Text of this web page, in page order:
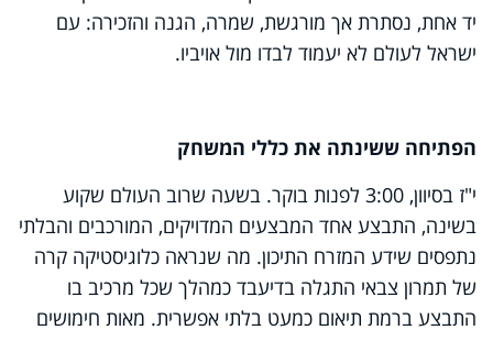
יד אחת, נסתרת אך מורגשת, שמרה, הגנה והזכירה: עם
ישראל לעולם לא יעמוד לבדו מול אויביו.
הפתיחה ששינתה את כללי המשחק
י"ז בסיוון, 3:00 לפנות בוקר. בשעה שרוב העולם שקוע
בשינה, התבצע אחד המבצעים המדויקים, המורכבים והבלתי
נתפסים שידע המזרח התיכון. מה שנראה כלוגיסטיקה קרה
של תמרון צבאי התגלה בדיעבד כמהלך שכל מרכיב בו
התבצע ברמת תיאום כמעט בלתי אפשרית. מאות חימושים